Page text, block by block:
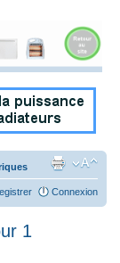
Connexion
1